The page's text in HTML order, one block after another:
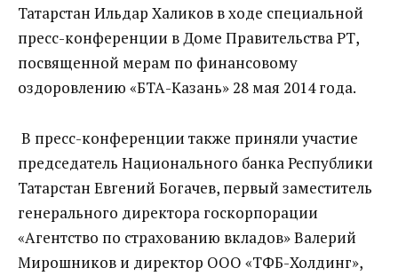
Татарстан Ильдар Халиков в ходе специальной
пресс-конференции в Доме Правительства РТ,
посвященной мерам по финансовому
оздоровлению «БТА-Казань» 28 мая 2014 года.
В пресс-конференции также приняли участие
председатель Национального банка Республики
Татарстан Евгений Богачев, первый заместитель
генерального директора госкорпорации
«Агентство по страхованию вкладов» Валерий
Мирошников и директор ООО «ТФБ-Холдинг»,